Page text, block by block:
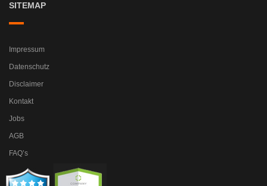
SITEMAP
Impressum
Datenschutz
Disclaimer
Kontakt
Jobs
AGB
FAQ’s